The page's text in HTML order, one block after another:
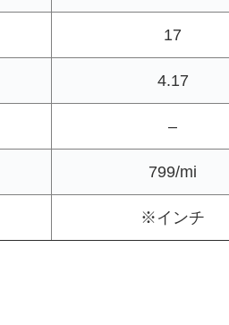
17
4.17
–
799/mi
※インチ